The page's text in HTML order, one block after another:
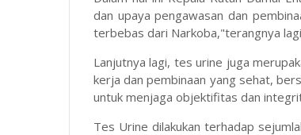
dan upaya pengawasan dan
terbebas dari Narkoba,"terangnya
Lanjutnya lagi, tes urine juga
kerja dan pembinaan yang sehat,
untuk menjaga objektifitas dan
Tes Urine dilakukan terhadap